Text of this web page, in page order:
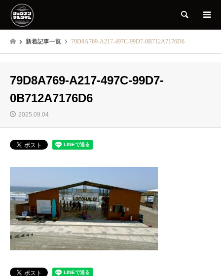
検索
新着記事一覧 79D8A769-A217-497C-99D7-0B712A7176D6
79D8A769-A217-497C-99D7-
0B712A7176D6
2025.09.04